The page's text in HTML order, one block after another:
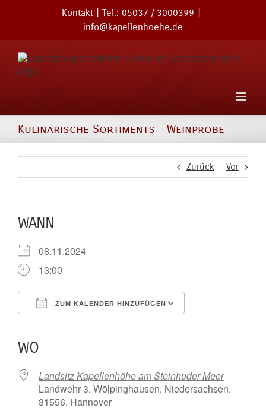
Kontakt | Tel.: 05037 / 3000399
info@kapellenhoehe.de
Kulinarische Sortiments – Weinprobe
Zurück Vor
WANN
08.11.2024
13:00
ZUM KALENDER HINZUFÜGEN
WO
Landsitz Kapellenhöhe am Steinhuder Meer
Landwehr 3, Wölpinghausen, Niedersachsen,
31556, Hannover